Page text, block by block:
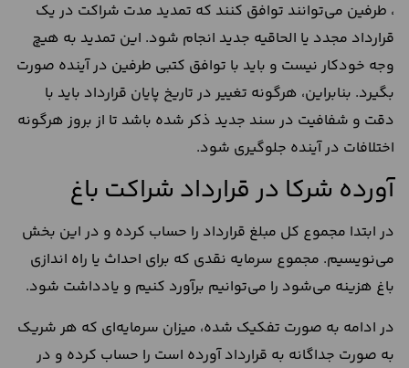
، طرفین می‌توانند توافق کنند که تمدید مدت شراکت در یک
قرارداد مجدد یا الحاقیه جدید انجام شود. این تمدید به هیچ
وجه خودکار نیست و باید با توافق کتبی طرفین در آینده صورت
بگیرد. بنابراین، هرگونه تغییر در تاریخ پایان قرارداد باید با
دقت و شفافیت در سند جدید ذکر شده باشد تا از بروز هرگونه
اختلافات در آینده جلوگیری شود.
آورده شرکا در قرارداد شراکت باغ
در ابتدا مجموع کل مبلغ قرارداد را حساب کرده و در این بخش
می‌نویسیم. مجموع سرمایه نقدی که برای احداث یا راه اندازی
باغ هزینه می‌شود را می‌توانیم برآورد کنیم و یادداشت شود.
در ادامه به صورت تفکیک شده، میزان سرمایه‌ای که هر شریک
به صورت جداگانه به قرارداد آورده است را حساب کرده و در